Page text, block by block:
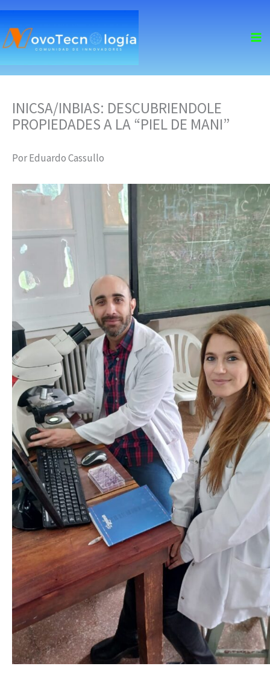
skip
content
INICSA/INBIAS: DESCUBRIENDOLE
PROPIEDADES A LA “PIEL DE MANI”
Por Eduardo Cassullo